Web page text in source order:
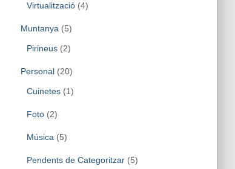
Virtualització(4)
Muntanya (5)
Pirineus(2)
Personal(20)
Cuinetes(1)
Foto(2)
Música (5)
Pendents de Categoritzar(5)